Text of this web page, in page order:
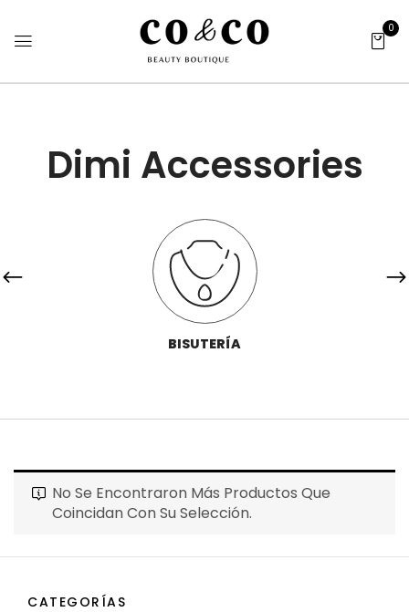
0
Dimi Accessories
BISUTERÍA
No Se Encontraron Más Productos Que
Coincidan Con Su Selección.
CATEGORÍAS